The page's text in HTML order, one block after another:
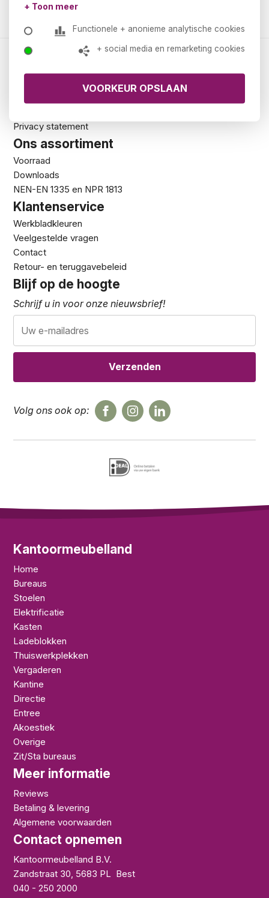
Privacy statement
Ons assortiment
Voorraad
Downloads
NEN-EN 1335 en NPR 1813
Klantenservice
Werkbladkleuren
Veelgestelde vragen
Contact
Retour- en teruggavebeleid
Blijf op de hoogte
Schrijf u in voor onze nieuwsbrief!
Volg ons ook op:
Kantoormeubelland
Home
Bureaus
Stoelen
Elektrificatie
Kasten
Ladeblokken
Thuiswerkplekken
Vergaderen
Kantine
Directie
Entree
Akoestiek
Overige
Zit/Sta bureaus
Meer informatie
Reviews
Betaling & levering
Algemene voorwaarden
Contact opnemen
Kantoormeubelland B.V.
Zandstraat 30, 5683 PL Best
040 - 250 2000
+ Toon meer
Functionele + anonieme analytische cookies
+ social media en remarketing cookies